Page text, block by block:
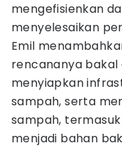
mengefisienkan
menyelesaikan
Emil
rencananya bakal
menyiapkan
sampah, serta
sampah,
menjadi bahan